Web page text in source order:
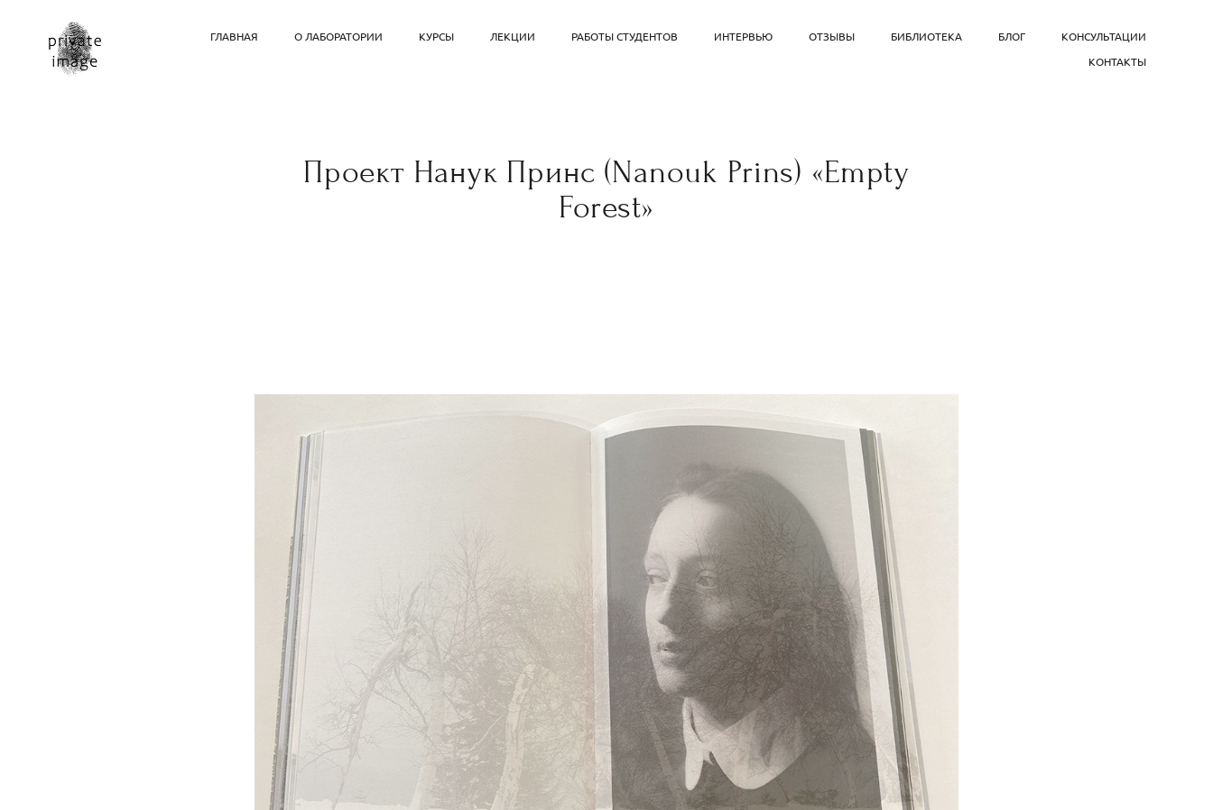
ГЛАВНАЯ О ЛАБОРАТОРИИ КУРСЫ ЛЕКЦИИ РАБОТЫ СТУДЕНТОВ ИНТЕРВЬЮ ОТЗЫВЫ БИБЛИОТЕКА БЛОГ
КОНСУЛЬТАЦИИ
КОНТАКТЫ
Проект Нанук Принс (Nanouk Prins) «Empty
Forest»